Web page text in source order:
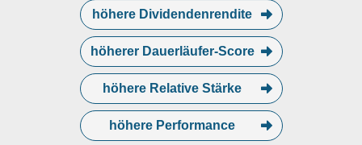
höhere Dividendenrendite
höherer Dauerläufer-Score
höhere Relative Stärke
höhere Performance